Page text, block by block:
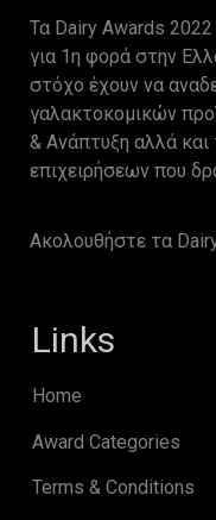
Τα Dairy Awards 2022
για 1η φορά στην
στόχο έχουν να
γαλακτοκομικών
& Ανάπτυξη αλλά και
επιχειρήσεων που
Ακολουθήστε τα
Links
Home
Award Categories
Terms & Conditions